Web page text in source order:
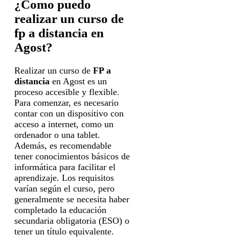
¿Como puedo
realizar un curso de
fp a distancia en
Agost?
Realizar un curso de FP a
distancia en Agost es un
proceso accesible y flexible.
Para comenzar, es necesario
contar con un dispositivo con
acceso a internet, como un
ordenador o una tablet.
Además, es recomendable
tener conocimientos básicos de
informática para facilitar el
aprendizaje. Los requisitos
varían según el curso, pero
generalmente se necesita haber
completado la educación
secundaria obligatoria (ESO) o
tener un título equivalente.